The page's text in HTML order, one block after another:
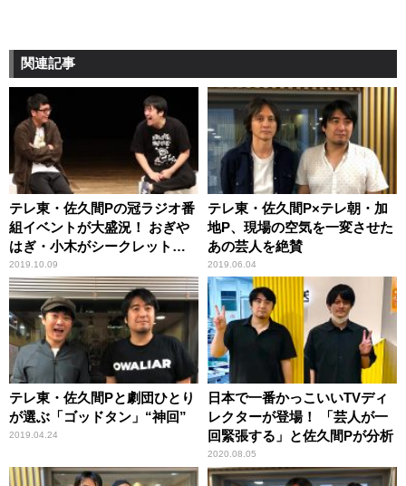
関連記事
テレ東・佐久間Pの冠ラジオ番
組イベントが大盛況！ おぎや
はぎ・小木がシークレットゲ
ストで登場
2019.10.09
テレ東・佐久間P×テレ朝・加
地P、現場の空気を一変させた
あの芸人を絶賛
2019.06.04
テレ東・佐久間Pと劇団ひとり
が選ぶ「ゴッドタン」“神回”
2019.04.24
日本で一番かっこいいTVディ
レクターが登場！ 「芸人が一
回緊張する」と佐久間Pが分析
2020.08.05